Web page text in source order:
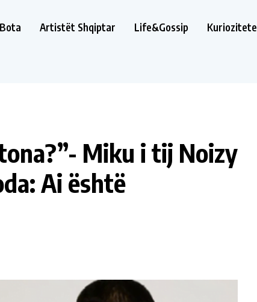
Bota Artistët Shqiptar Life&Gossip Kuriozitete
Miku i tij Noizy
Ai është